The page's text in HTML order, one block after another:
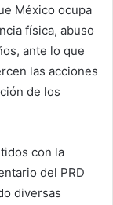
México ocupa
física, abuso
ante lo que
las acciones
de los
con la
del PRD
diversas